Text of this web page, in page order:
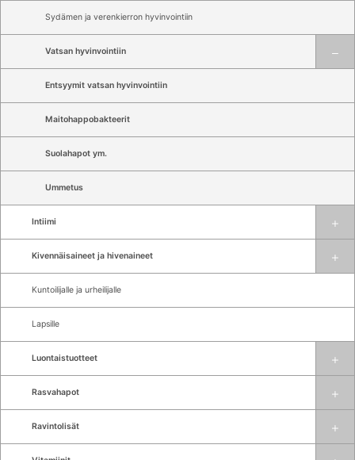
Sydämen ja verenkierron hyvinvointiin
Vatsan hyvinvointiin
Entsyymit vatsan hyvinvointiin
Maitohappobakteerit
Suolahapot ym.
Ummetus
Intiimi
Kivennäisaineet ja hivenaineet
Kuntoilijalle ja urheilijalle
Lapsille
Luontaistuotteet
Rasvahapot
Ravintolisät